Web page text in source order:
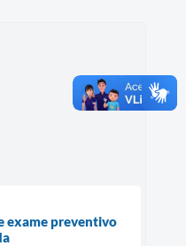
exame preventivo